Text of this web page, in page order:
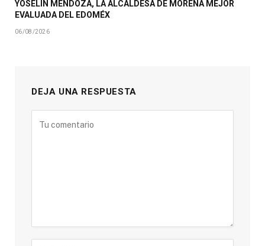
YOSELIN MENDOZA, LA ALCALDESA DE MORENA MEJOR
EVALUADA DEL EDOMÉX
06/08/2026
DEJA UNA RESPUESTA